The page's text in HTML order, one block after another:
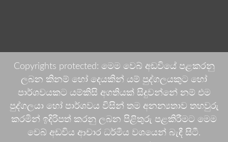
Copyrights protected: මෙම වෙබ් අඩවියේ පළකරනු
ලබන කිනම් හෝ දෙයකින් යම් පුද්ගලයකුට හෝ
පාර්ශවයකට යම්කිසි අගතියක් සිදුවන්නේ නම් එම
පුද්ගලයා හෝ පාර්ශවය විසින් තම අනන්‍යතාව තහවුරු
කරමින් ඉදිරිපත් කරනු ලබන පිළිතුරු පළකිරීමට මෙම
වෙබ් අඩවිය ආචාර ධර්මීය වශයෙන් බැඳී සිටී.